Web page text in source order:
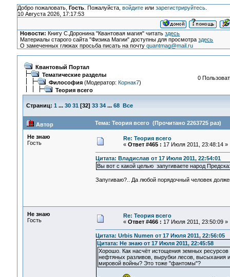
Добро пожаловать, Гость. Пожалуйста, войдитеили зарегистрируйтесь.
10 Августа 2026, 17:17:53
Новости: Книгу С.Доронина "Квантовая магия" читатьздесь
Материалы старого сайта "Физика Магии" доступны для просмотраздесь
О замеченных глюках просьба писать на почтуquantmag@mail.ru
Квантовый Портал
Тематические разделы
Философия(Модератор: Корнак7)
Теория всего
0
Страниц: 1 ... 30 31 [32] 33 34 ... 68 Все
Автор Тема: Теория всего (Прочитано 2263725 раз)
Не знаю
Гость
Re: Теория всего
« Ответ #465 : 17 Июля 2011, 23:48:14 »
Цитата: Владислав от 17 Июля 2011, 22:54:01
Вы вот с какой целью запугиваете народ
Запугиваю?.. Да любой порядочный человек
Не знаю
Гость
Re: Теория всего
« Ответ #466 : 17 Июля 2011, 23:50:09 »
Цитата: Urbis Numen от 17 Июля 2011, 22:56:05
Цитата: Не знаю от 17 Июля 2011, 22:45:58
Хорошо. Как насчёт истощения земных
нефтяных разливов, вырубки лесов, высыхания
мировой войны? Это тоже "фантомы"?